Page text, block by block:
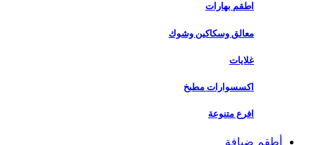
اطقم بهارات
معالق وسكاكين وشوك
غلايات
اكسسوارات مطبخ
افرع متنوعة
أطقم ضيافة